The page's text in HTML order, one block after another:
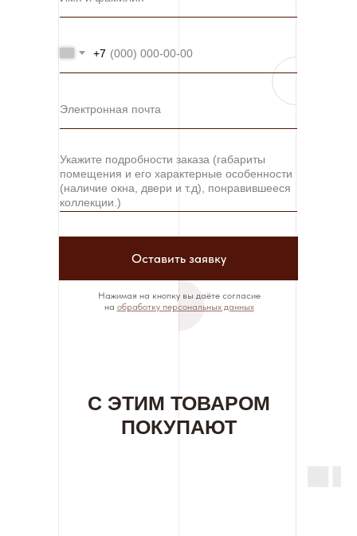
+7
Оставить заявку
Нажимая на кнопку вы даёте согласие
на обработку персональных данных
С ЭТИМ ТОВАРОМ
ПОКУПАЮТ